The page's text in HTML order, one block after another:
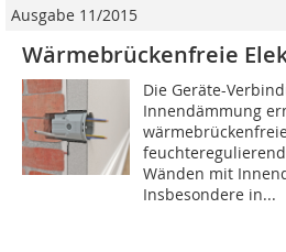
Ausgabe 11/2015
Wärmebrückenfreie
Die Geräte-
Innendämmung
Wänden mit
Insbesondere in...